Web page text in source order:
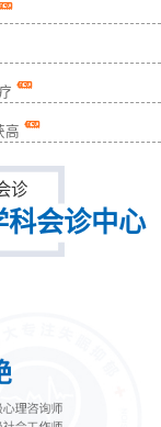
高
诊
会诊中心